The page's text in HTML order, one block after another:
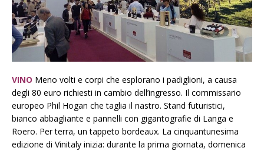
VINO Meno volti e corpi che esplorano i padiglioni, a causa
degli 80 euro richiesti in cambio dell’ingresso. Il commissario
europeo Phil Hogan che taglia il nastro. Stand futuristici,
bianco abbagliante e pannelli con gigantografie di Langa e
Roero. Per terra, un tappeto bordeaux. La cinquantunesima
edizione di Vinitaly inizia: durante la prima giornata, domenica